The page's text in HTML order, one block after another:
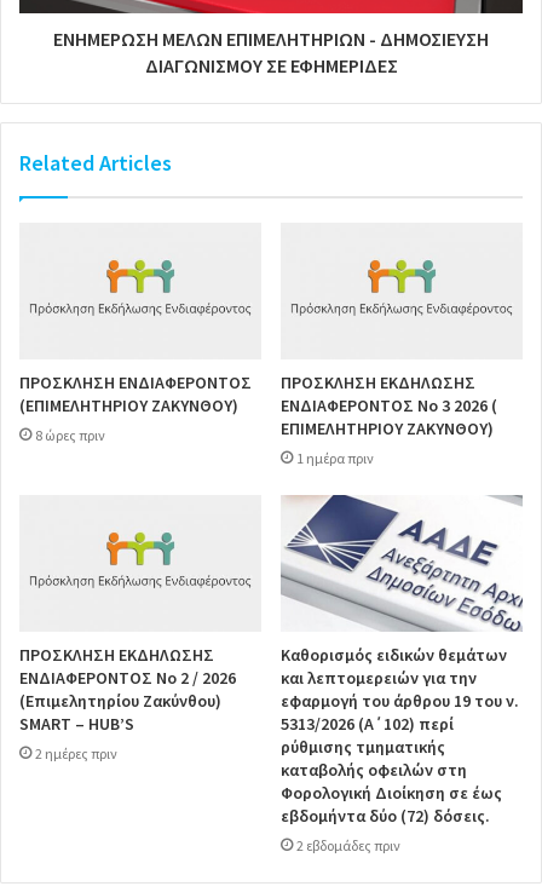
ΕΝΗΜΕΡΩΣΗ ΜΕΛΩΝ ΕΠΙΜΕΛΗΤΗΡΙΩΝ - ΔΗΜΟΣΙΕΥΣΗ
ΔΙΑΓΩΝΙΣΜΟΥ ΣΕ ΕΦΗΜΕΡΙΔΕΣ
Related Articles
ΠΡΟΣΚΛΗΣΗ ΕΝΔΙΑΦΕΡΟΝΤΟΣ
(ΕΠΙΜΕΛΗΤΗΡΙΟΥ ΖΑΚΥΝΘΟΥ)
8 ώρες πριν
ΠΡΟΣΚΛΗΣΗ ΕΚΔΗΛΩΣΗΣ
ΕΝΔΙΑΦΕΡΟΝΤΟΣ Νο 3 2026 (
ΕΠΙΜΕΛΗΤΗΡΙΟΥ ΖΑΚΥΝΘΟΥ)
1 ημέρα πριν
ΠΡΟΣΚΛΗΣΗ ΕΚΔΗΛΩΣΗΣ
ΕΝΔΙΑΦΕΡΟΝΤΟΣ Νο 2 / 2026
(Επιμελητηρίου Ζακύνθου)
SMART – HUB’S
2 ημέρες πριν
Καθορισμός ειδικών θεμάτων
και λεπτομερειών για την
εφαρμογή του άρθρου 19 του ν.
5313/2026 (Α΄102) περί
ρύθμισης τμηματικής
καταβολής οφειλών στη
Φορολογική Διοίκηση σε έως
εβδομήντα δύο (72) δόσεις.
2 εβδομάδες πριν